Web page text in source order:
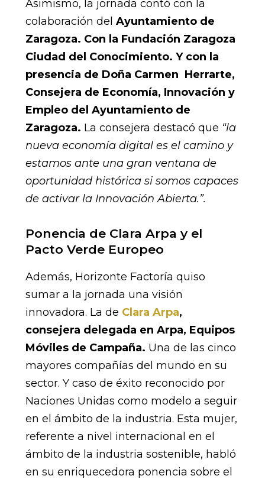
Asimismo, la jornada contó con la
colaboración del Ayuntamiento de
Zaragoza. Con la Fundación Zaragoza
Ciudad del Conocimiento. Y con la
presencia de Doña Carmen Herrarte,
Consejera de Economía, Innovación y
Empleo del Ayuntamiento de
Zaragoza. La consejera destacó que “la
nueva economía digital es el camino y
estamos ante una gran ventana de
oportunidad histórica si somos capaces
de activar la Innovación Abierta.”.
Ponencia de Clara Arpa y el
Pacto Verde Europeo
Además, Horizonte Factoría quiso
sumar a la jornada una visión
innovadora. La de Clara Arpa,
consejera delegada en Arpa, Equipos
Móviles de Campaña. Una de las cinco
mayores compañías del mundo en su
sector. Y caso de éxito reconocido por
Naciones Unidas como modelo a seguir
en el ámbito de la industria. Esta mujer,
referente a nivel internacional en el
ámbito de la industria sostenible, habló
en su enriquecedora ponencia sobre el